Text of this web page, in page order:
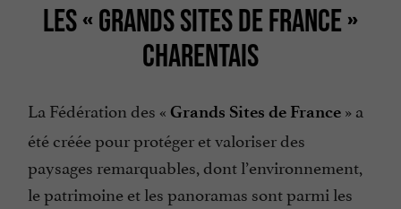
LES « GRANDS SITES DE FRANCE »
CHARENTAIS
La Fédération des « Grands Sites de France » a
été créée pour protéger et valoriser des
paysages remarquables, dont l’environnement,
le patrimoine et les panoramas sont parmi les